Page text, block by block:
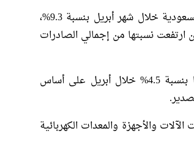
وأظهرت بيانات الهيئة العامة للإحصاء ارتفاع الصادرات السلعية للسعودية خلال شهر أبريل بنسبة 9.3%،
11.7%، إلى 69.6 مليار ريال، بعد أن ارتفعت نسبتها من إجمالي الصادرات
أما الصادرات غير النفطية “شاملة إعادة التصدير” سجلت ارتفاعا بنسبة 4.5% خلال أبريل على أساس
بزيادة صادرات الآلات والأجهزة والمعدات الكهربائية